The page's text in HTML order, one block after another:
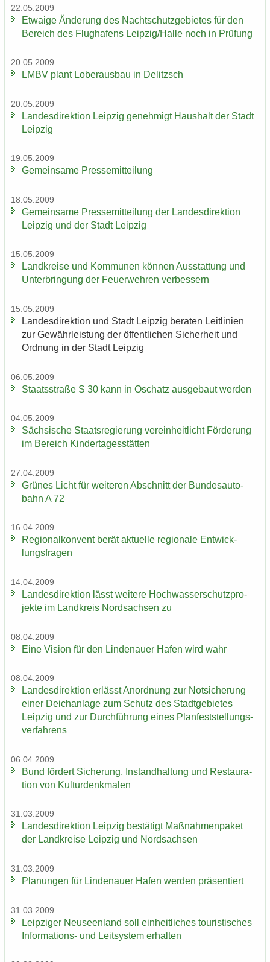
22.05.2009
Et­wa­ige Än­de­rung des Nacht­schutz­ge­bie­tes für den
Be­reich des Flug­ha­fens Leip­zig/Halle noch in Prü­fung
20.05.2009
LMBV plant Lober­aus­bau in De­litzsch
20.05.2009
Lan­des­di­rek­ti­on Leip­zig ge­neh­migt Haus­halt der Stadt
Leip­zig
19.05.2009
Ge­mein­sa­me Pres­se­mit­tei­lung
18.05.2009
Ge­mein­sa­me Pres­se­mit­tei­lung der Lan­des­di­rek­ti­on
Leip­zig und der Stadt Leip­zig
15.05.2009
Land­krei­se und Kom­mu­nen kön­nen Aus­stat­tung und
Un­ter­brin­gung der Feu­er­weh­ren ver­bes­sern
15.05.2009
Lan­des­di­rek­ti­on und Stadt Leip­zig be­ra­ten Leit­li­ni­en
zur Ge­währ­leis­tung der öf­fent­li­chen Si­cher­heit und
Ord­nung in der Stadt Leip­zig
06.05.2009
Staats­stra­ße S 30 kann in Oschatz aus­ge­baut wer­den
04.05.2009
Säch­si­sche Staats­re­gie­rung ver­ein­heit­licht För­de­rung
im Be­reich Kin­der­ta­ges­stät­ten
27.04.2009
Grü­nes Licht für wei­te­ren Ab­schnitt der Bun­des­au­to­
bahn A 72
16.04.2009
Re­gio­nal­kon­vent berät ak­tu­el­le re­gio­na­le Ent­wick­
lungs­fra­gen
14.04.2009
Lan­des­di­rek­ti­on lässt wei­te­re Hoch­was­ser­schutz­pro­
jek­te im Land­kreis Nord­sach­sen zu
08.04.2009
Eine Vi­si­on für den Lin­de­nau­er Hafen wird wahr
08.04.2009
Lan­des­di­rek­ti­on er­lässt An­ord­nung zur Not­si­che­rung
einer Deich­an­la­ge zum Schutz des Stadt­ge­bie­tes
Leip­zig und zur Durch­füh­rung eines Plan­fest­stel­lungs­
ver­fah­rens
06.04.2009
Bund för­dert Si­che­rung, In­stand­hal­tung und Re­stau­ra­
ti­on von Kul­tur­denk­ma­len
31.03.2009
Lan­des­di­rek­ti­on Leip­zig be­stä­tigt Maß­nah­men­pa­ket
der Land­krei­se Leip­zig und Nord­sach­sen
31.03.2009
Pla­nun­gen für Lin­de­nau­er Hafen wer­den prä­sen­tiert
31.03.2009
Leip­zi­ger Neu­seen­land soll ein­heit­li­ches tou­ris­ti­sches
Informations-​ und Leit­sys­tem er­hal­ten